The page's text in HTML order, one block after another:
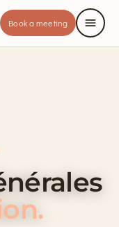
Book a meeting